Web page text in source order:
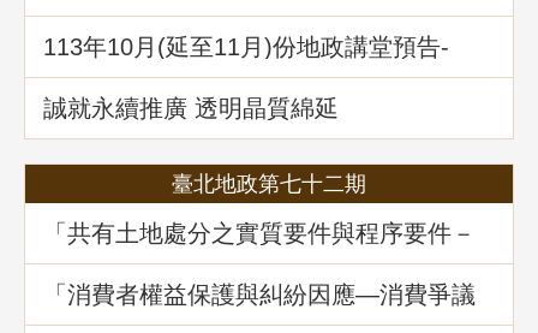
113年10⽉(延至11月)份地政講堂預告-
「不動產信託實務解析」
誠就永續推廣 透明晶質綿延
臺北地政第七十二期
「共有土地處分之實質要件與程序要件－
以土地法第34條之1執行要點修正為中心」
地政講堂回顧
「消費者權益保護與糾紛因應—消費爭議
案例分享」地政講堂回顧